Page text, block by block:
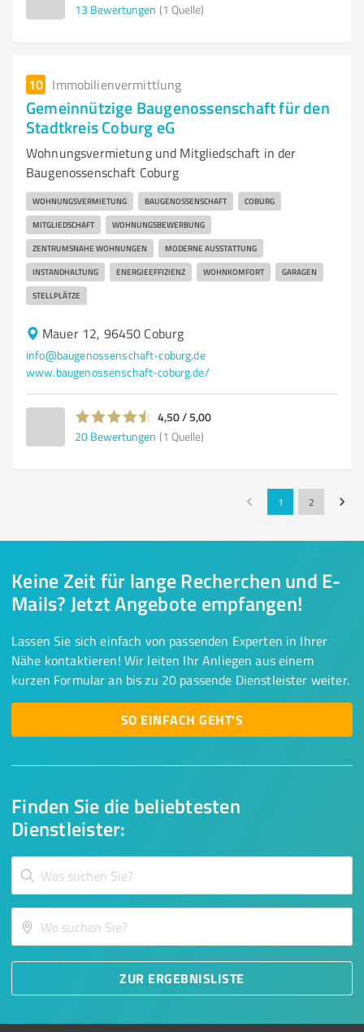
13 Bewertungen (1 Quelle)
10 Immobilienvermittlung
Gemeinnützige Baugenossenschaft für den
Stadtkreis Coburg eG
Wohnungsvermietung und Mitgliedschaft in der
Baugenossenschaft Coburg
WOHNUNGSVERMIETUNG BAUGENOSSENSCHAFT COBURG
MITGLIEDSCHAFT WOHNUNGSBEWERBUNG
ZENTRUMSNAHE WOHNUNGEN MODERNE AUSSTATTUNG
INSTANDHALTUNG ENERGIEEFFIZIENZ WOHNKOMFORT GARAGEN
STELLPLÄTZE
Mauer 12, 96450 Coburg
info@baugenossenschaft-coburg.de
www.baugenossenschaft-coburg.de/
4,50 / 5,00
20 Bewertungen (1 Quelle)
1 2
Finden Sie die beliebtesten
Dienstleister:
ZUR ERGEBNISLISTE
Keine Zeit für lange Recherchen und E-
Mails? Jetzt Angebote empfangen!
Lassen Sie sich einfach von passenden Experten in Ihrer
Nähe kontaktieren! Wir leiten Ihr Anliegen aus einem
kurzen Formular an bis zu 20 passende Dienstleister weiter.
SO EINFACH GEHT'S